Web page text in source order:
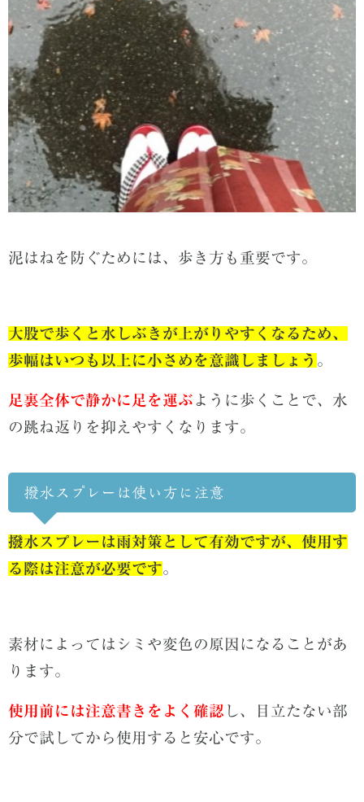
泥はねを防ぐためには、歩き方も重要です。
大股で歩くと水しぶきが上がりやすくなるため、
歩幅はいつも以上に小さめを意識しましょう 。
足裏全体で静かに足を運ぶ ように歩くことで、水
の跳ね返りを抑えやすくなります。
撥水スプレーは使い方に注意
撥水スプレーは雨対策として有効ですが、使用す
る際は注意が必要です。
素材によってはシミや変色の原因になることがあ
ります。
使用前には注意書きをよく確認 し、目立たない部
分で試してから使用すると安心です。